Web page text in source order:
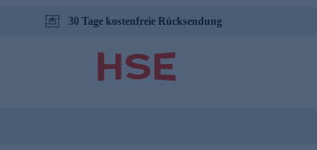
30 Tage kostenfreie Rücksendung